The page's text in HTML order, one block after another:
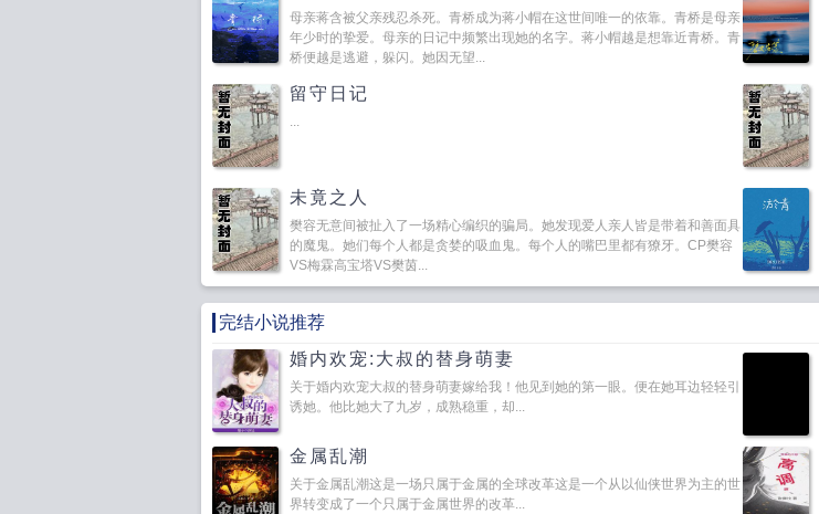
母亲蒋含被父亲残忍杀死。青桥成为蒋小帽在这世间唯一的依靠。青桥是母亲
年少时的挚爱。母亲的日记中频繁出现她的名字。蒋小帽越是想靠近青桥。青
桥便越是逃避，躲闪。她因无望...
留守日记
...
未竟之人
樊容无意间被扯入了一场精心编织的骗局。她发现爱人亲人皆是带着和善面具
的魔鬼。她们每个人都是贪婪的吸血鬼。每个人的嘴巴里都有獠牙。CP樊容
VS梅霖高宝塔VS樊茵...
完结小说推荐
婚内欢宠:大叔的替身萌妻
关于婚内欢宠大叔的替身萌妻嫁给我！他见到她的第一眼。便在她耳边轻轻引
诱她。他比她大了九岁，成熟稳重，却...
金属乱潮
关于金属乱潮这是一场只属于金属的全球改革这是一个从以仙侠世界为主的世
界转变成了一个只属于金属世界的改革...